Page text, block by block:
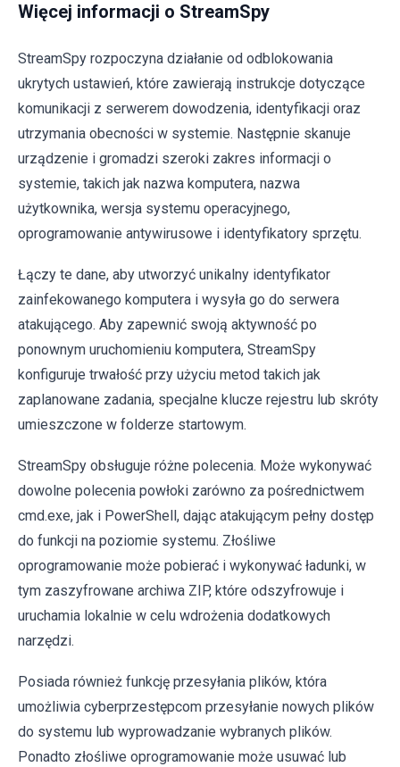
Więcej informacji o StreamSpy
StreamSpy rozpoczyna działanie od odblokowania
ukrytych ustawień, które zawierają instrukcje dotyczące
komunikacji z serwerem dowodzenia, identyfikacji oraz
utrzymania obecności w systemie. Następnie skanuje
urządzenie i gromadzi szeroki zakres informacji o
systemie, takich jak nazwa komputera, nazwa
użytkownika, wersja systemu operacyjnego,
oprogramowanie antywirusowe i identyfikatory sprzętu.
Łączy te dane, aby utworzyć unikalny identyfikator
zainfekowanego komputera i wysyła go do serwera
atakującego. Aby zapewnić swoją aktywność po
ponownym uruchomieniu komputera, StreamSpy
konfiguruje trwałość przy użyciu metod takich jak
zaplanowane zadania, specjalne klucze rejestru lub skróty
umieszczone w folderze startowym.
StreamSpy obsługuje różne polecenia. Może wykonywać
dowolne polecenia powłoki zarówno za pośrednictwem
cmd.exe, jak i PowerShell, dając atakującym pełny dostęp
do funkcji na poziomie systemu. Złośliwe
oprogramowanie może pobierać i wykonywać ładunki, w
tym zaszyfrowane archiwa ZIP, które odszyfrowuje i
uruchamia lokalnie w celu wdrożenia dodatkowych
narzędzi.
Posiada również funkcję przesyłania plików, która
umożliwia cyberprzestępcom przesyłanie nowych plików
do systemu lub wyprowadzanie wybranych plików.
Ponadto złośliwe oprogramowanie może usuwać lub